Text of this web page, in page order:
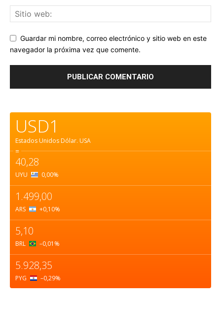
Guardar mi nombre, correo electrónico y sitio web en este
navegador la próxima vez que comente.
USD1
Estados Unidos Dólar. USA
=
40,28
UYU 0,00%
1.499,00
ARS +0,10%
5,10
BRL –0,01 %
5.928,35
PYG –0,29%